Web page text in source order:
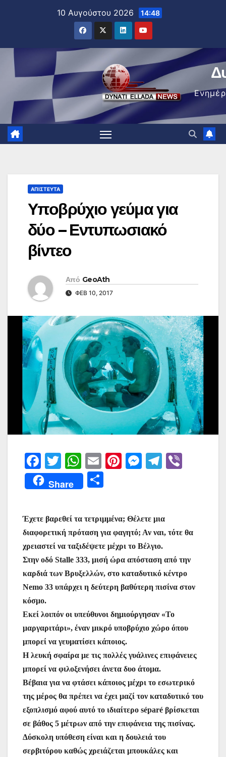
10 Αυγούστου 2026 14:48
ΑΠΊΣΤΕΥΤΑ
Υποβρύχιο γεύμα για
δύο – Εντυπωσιακό
βίντεο
Από GeoAth
ΦΕΒ 10, 2017
F
a
c
b
o
o
k
T
w
itt
W
h
at
A
p
p
E
m
ai
Pi
st
M
e
n
g
er
T
a
m
Share
α
σ
τε
ίτ
ε
Έχετε βαρεθεί τα τετριμμένα; Θέλετε μια
διαφορετική πρόταση για φαγητό; Αν ναι, τότε θα
χρειαστεί να ταξιδέψετε μέχρι το Βέλγιο.
Στην οδό Stalle 333, μισή ώρα απόσταση από την
καρδιά των Βρυξελλών, στο καταδυτικό κέντρο
Nemo 33 υπάρχει η δεύτερη βαθύτερη πισίνα στον
κόσμο.
Εκεί λοιπόν οι υπεύθυνοι δημιούργησαν «Το
μαργαριτάρι», έναν μικρό υποβρύχιο χώρο όπου
μπορεί να γευματίσει κάποιος.
Η λευκή σφαίρα με τις πολλές γυάλινες επιφάνειες
μπορεί να φιλοξενήσει άνετα δυο άτομα.
Βέβαια για να φτάσει κάποιος μέχρι το εσωτερικό
της μέρος θα πρέπει να έχει μαζί τον καταδυτικό του
εξοπλισμό αφού αυτό το ιδιαίτερο séparé βρίσκεται
σε βάθος 5 μέτρων από την επιφάνεια της πισίνας.
Δύσκολη υπόθεση είναι και η δουλειά του
σερβιτόρου καθώς χρειάζεται μπουκάλες και